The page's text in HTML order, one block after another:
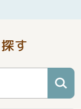
す